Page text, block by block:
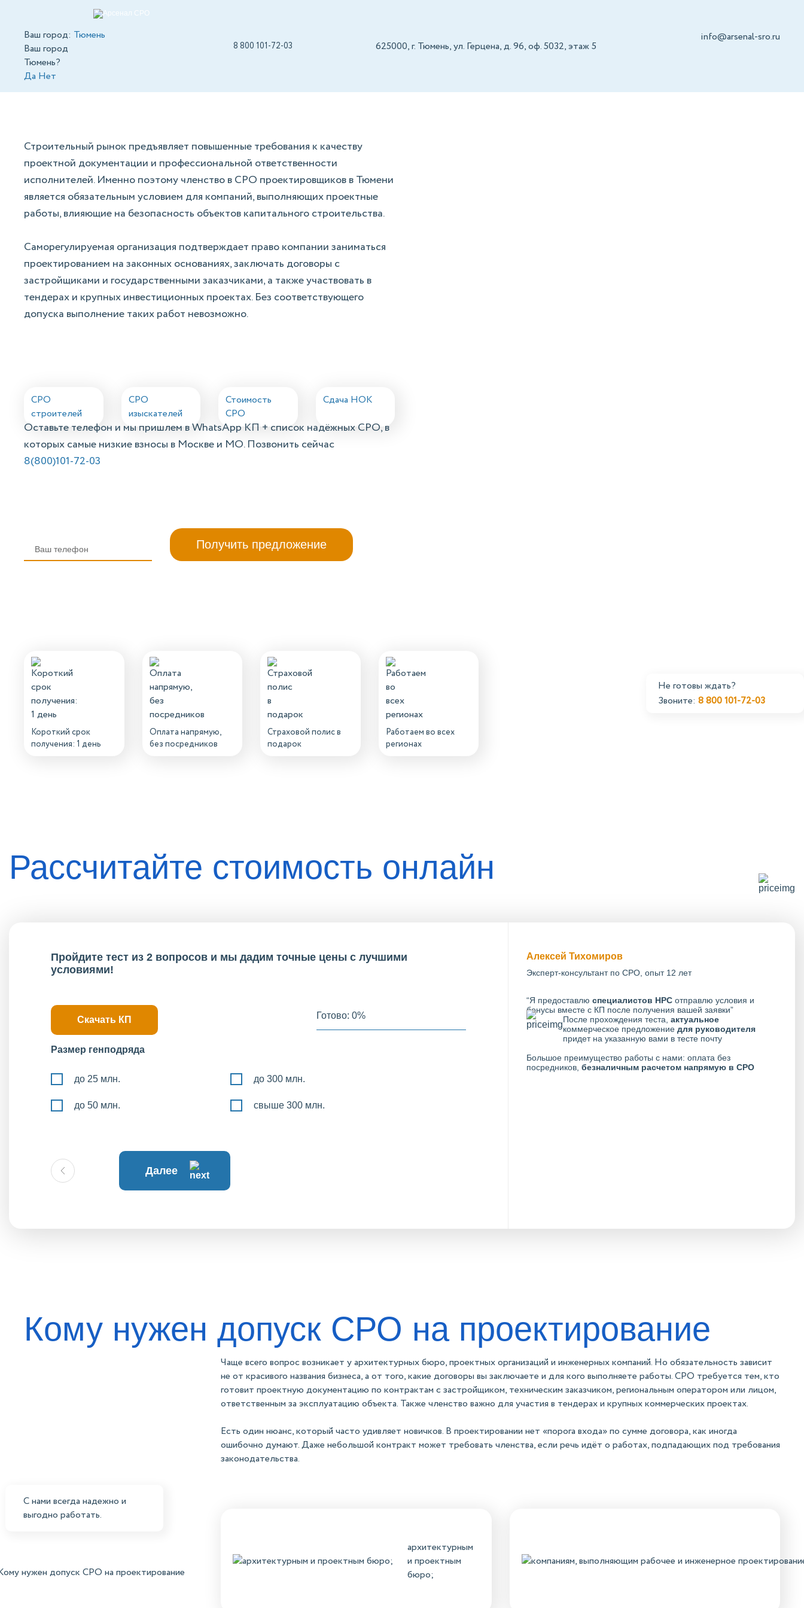
Ваш город: Тюмень
Ваш город
Тюмень?
Да Нет
8 800 101-72-03 625000, г. Тюмень, ул. Герцена, д. 96, оф. 5032, этаж 5
info@arsenal-sro.ru
СРО проектировщиков
в Тюмени
Строительный рынок предъявляет повышенные требования к качеству
проектной документации и профессиональной ответственности
исполнителей. Именно поэтому членство в СРО проектировщиков в Тюмени
является обязательным условием для компаний, выполняющих проектные
работы, влияющие на безопасность объектов капитального строительства.
Саморегулируемая организация подтверждает право компании заниматься
проектированием на законных основаниях, заключать договоры с
застройщиками и государственными заказчиками, а также участвовать в
тендерах и крупных инвестиционных проектах. Без соответствующего
допуска выполнение таких работ невозможно.
СРО
строителей
СРО
изыскателей
Стоимость
СРО
Сдача НОК
Оставьте телефон и мы пришлем в WhatsApp КП + список надёжных СРО, в
которых самые низкие взносы в Москве и МО. Позвонить сейчас
8(800)101-72-03
Не готовы ждать?
Звоните: 8 800 101-72-03
Короткий срок
получения: 1 день
Оплата напрямую,
без посредников
Страховой полис в
подарок
Работаем во всех
регионах
Рассчитайте стоимость онлайн
Пройдите тест из 2 вопросов и мы дадим точные цены с лучшими
условиями!
Скачать КП Готово: 0%
Размер генподряда
до 25 млн.
до 50 млн.
до 300 млн.
свыше 300 млн.
Далее
Алексей Тихомиров
Эксперт-консультант по СРО, опыт 12 лет
“Я предоставлю специалистов НРСотправлю условия и
бонусы вместе с КП после получения вашей заявки”
После прохождения теста, актуальное
коммерческое предложение для руководителя
придет на указанную вами в тесте почту
Большое преимущество работы с нами: оплата без
посредников, безналичным расчетом напрямую в СРО
Кому нужен допуск СРО на проектирование
С нами всегда надежно и
выгодно работать.
Чаще всего вопрос возникает у архитектурных бюро, проектных организаций и инженерных компаний. Но обязательность зависит
не от красивого названия бизнеса, а от того, какие договоры вы заключаете и для кого выполняете работы. СРО требуется тем, кто
готовит проектную документацию по контрактам с застройщиком, техническим заказчиком, региональным оператором или лицом,
ответственным за эксплуатацию объекта. Также членство важно для участия в тендерах и крупных коммерческих проектах.
Есть один нюанс, который часто удивляет новичков. В проектировании нет «порога входа» по сумме договора, как иногда
ошибочно думают. Даже небольшой контракт может требовать членства, если речь идёт о работах, подпадающих под требования
законодательства.
архитектурным
и проектным
бюро;